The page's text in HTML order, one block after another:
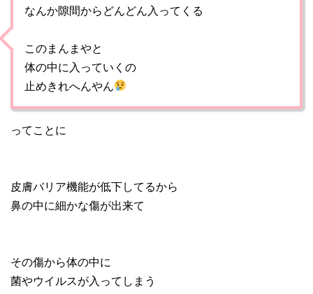
なんか隙間からどんどん入ってくる
このまんまやと
体の中に入っていくの
止めきれへんやん
ってことに
皮膚バリア機能が低下してるから
鼻の中に細かな傷が出来て
その傷から体の中に
菌やウイルスが入ってしまう